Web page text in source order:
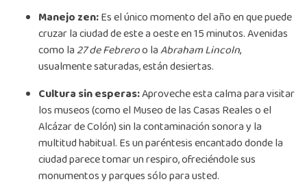
Manejo zen:Es el único momento del año en que puede
cruzar la ciudad de este a oeste en 15 minutos. Avenidas
como la27 de Febreroo laAbraham Lincoln,
usualmente saturadas, están desiertas.
Cultura sin esperas:Aproveche esta calma para visitar
los museos (como el Museo de las Casas Reales o el
Alcázar de Colón) sin la contaminación sonora y la
multitud habitual. Es un paréntesis encantado donde la
ciudad parece tomar un respiro, ofreciéndole sus
monumentos y parques sólo para usted.